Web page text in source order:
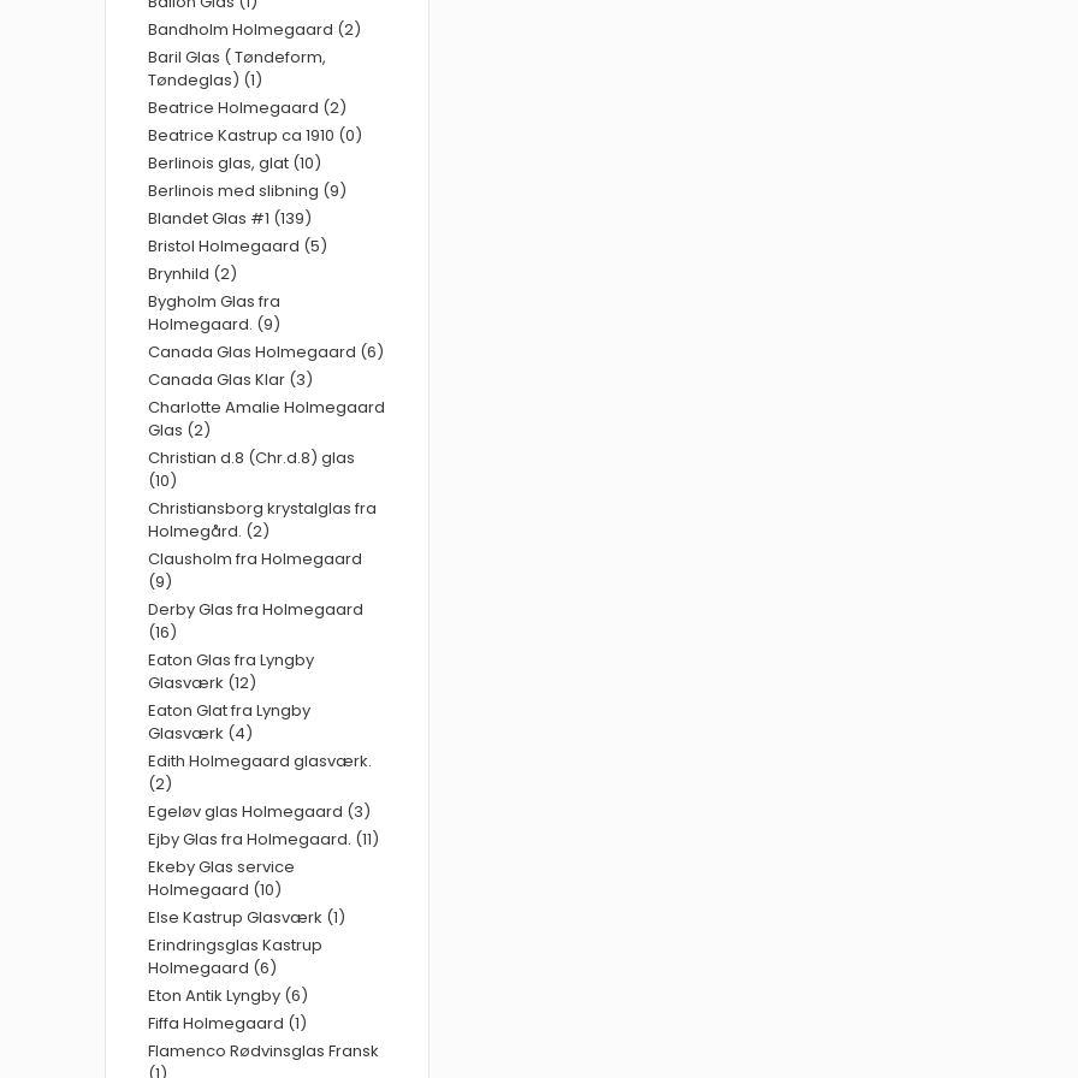
Bandholm Holmegaard (2)
Baril Glas ( Tøndeform,
Tøndeglas) (1)
Beatrice Holmegaard (2)
Beatrice Kastrup ca 1910 (0)
Berlinois glas, glat (10)
Berlinois med slibning (9)
Blandet Glas #1 (139)
Bristol Holmegaard (5)
Brynhild (2)
Bygholm Glas fra
Holmegaard. (9)
Canada Glas Holmegaard (6)
Canada Glas Klar (3)
Charlotte Amalie Holmegaard
Glas (2)
Christian d.8 (Chr.d.8) glas
(10)
Christiansborg krystalglas fra
Holmegård. (2)
Clausholm fra Holmegaard
(9)
Derby Glas fra Holmegaard
(16)
Eaton Glas fra Lyngby
Glasværk (12)
Eaton Glat fra Lyngby
Glasværk (4)
Edith Holmegaard glasværk.
(2)
Egeløv glas Holmegaard (3)
Ejby Glas fra Holmegaard. (11)
Ekeby Glas service
Holmegaard (10)
Else Kastrup Glasværk (1)
Erindringsglas Kastrup
Holmegaard (6)
Eton Antik Lyngby (6)
Fiffa Holmegaard (1)
Flamenco Rødvinsglas Fransk